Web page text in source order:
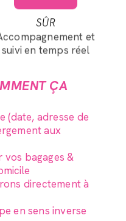
SÛR
et
suivi en temps réel
ÇA
(date, adresse de
aux
vos bagages &
directement à
en sens inverse